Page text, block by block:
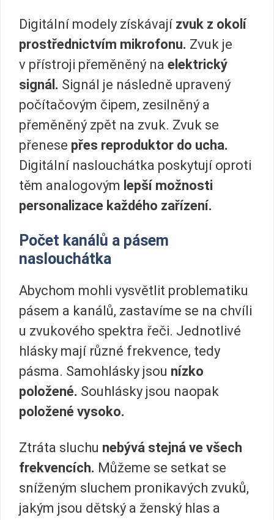
Digitální modely získávají zvuk z okolí
prostřednictvím mikrofonu. Zvuk je
v přístroji přeměněný na elektrický
signál. Signál je následně upravený
počítačovým čipem, zesilněný a
přeměněný zpět na zvuk. Zvuk se
přenese přes reproduktor do ucha.
Digitální naslouchátka poskytují oproti
těm analogovým lepší možnosti
personalizace každého zařízení.
Počet kanálů a pásem
naslouchátka
Abychom mohli vysvětlit problematiku
pásem a kanálů, zastavíme se na chvíli
u zvukového spektra řeči. Jednotlivé
hlásky mají různé frekvence, tedy
pásma. Samohlásky jsou nízko
položené. Souhlásky jsou naopak
položené vysoko.
Ztráta sluchu nebývá stejná ve všech
frekvencích. Můžeme se setkat se
sníženým sluchem pronikavých zvuků,
jakým jsou dětský a ženský hlas a